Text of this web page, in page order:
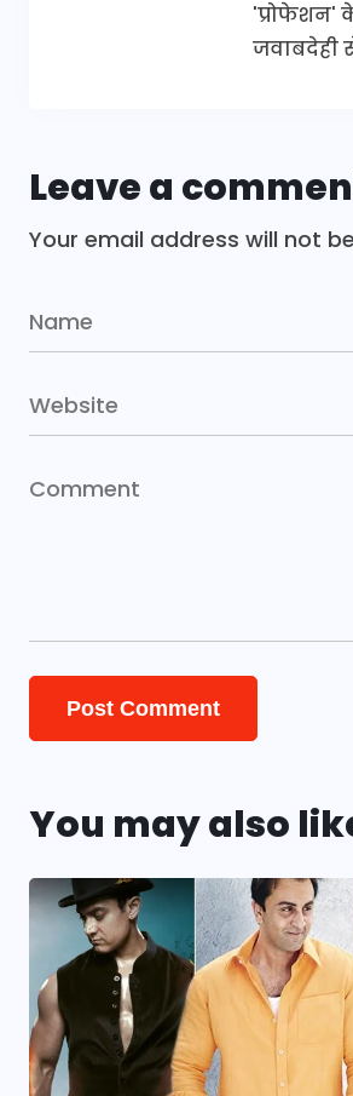
'प्रोफेशन'
जवाबदेही
Leave a
Your email address will not
You may also